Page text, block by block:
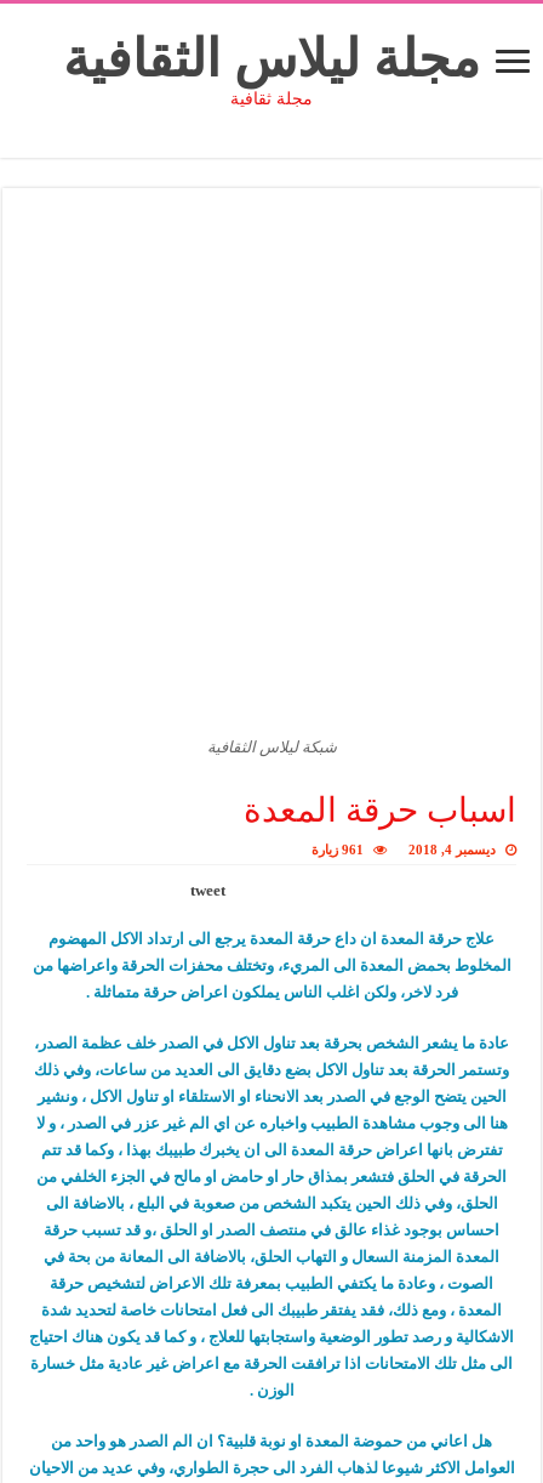
مجلة ليلاس الثقافية
مجلة ثقافية
شبكة ليلاس الثقافية
اسباب حرقة المعدة
ديسمبر 4, 2018 961 زيارة
tweet
علاج حرقة المعدة ان داع حرقة المعدة يرجع الى ارتداد الاكل المهضوم
المخلوط بحمض المعدة الى المريء، وتختلف محفزات الحرقة واعراضها من
فرد لاخر، ولكن اغلب الناس يملكون اعراض حرقة متماثلة .
عادة ما يشعر الشخص بحرقة بعد تناول الاكل في الصدر خلف عظمة الصدر،
وتستمر الحرقة بعد تناول الاكل بضع دقايق الى العديد من ساعات، وفي ذلك
الحين يتضح الوجع في الصدر بعد الانحناء او الاستلقاء او تناول الاكل ، ونشير
هنا الى وجوب مشاهدة الطبيب واخباره عن اي الم غير عزر في الصدر ، و لا
تفترض بانها اعراض حرقة المعدة الى ان يخبرك طبيبك بهذا ، وكما قد تتم
الحرقة في الحلق فتشعر بمذاق حار او حامض او مالح في الجزء الخلفي من
الحلق، وفي ذلك الحين يتكبد الشخص من صعوبة في البلع ، بالاضافة الى
احساس بوجود غذاء عالق في منتصف الصدر او الحلق ،و قد تسبب حرقة
المعدة المزمنة السعال و التهاب الحلق، بالاضافة الى المعانة من بحة في
الصوت ، وعادة ما يكتفي الطبيب بمعرفة تلك الاعراض لتشخيص حرقة
المعدة ، ومع ذلك، فقد يفتقر طبيبك الى فعل امتحانات خاصة لتحديد شدة
الاشكالية و رصد تطور الوضعية واستجابتها للعلاج ، و كما قد يكون هناك احتياج
الى مثل تلك الامتحانات اذا ترافقت الحرقة مع اعراض غير عادية مثل خسارة
الوزن .
هل اعاني من حموضة المعدة او نوبة قلبية؟ ان الم الصدر هو واحد من
العوامل الاكثر شيوعا لذهاب الفرد الى حجرة الطواري، وفي عديد من الاحيان